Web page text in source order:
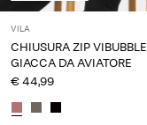
VILA
CHIUSURA ZIP VIBUBBLE
GIACCA DA AVIATORE
€ 44,99